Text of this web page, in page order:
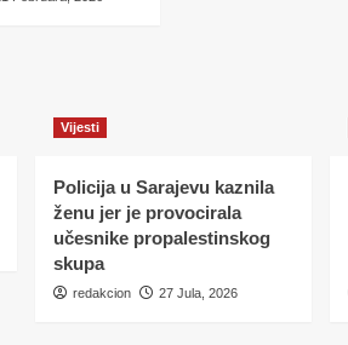
Vijesti
Policija u Sarajevu kaznila
ženu jer je provocirala
učesnike propalestinskog
skupa
redakcion 27 Jula, 2026